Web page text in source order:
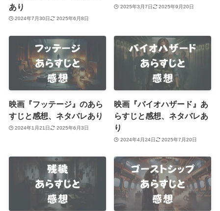
あり
2024年7月30日 2025年6月8日
2025年3月7日 2025年9月20日
映画『フッテージ』のあら
すじと感想、ネタバレあり
2024年1月21日 2025年6月3日
映画『バイオハザード』あ
らすじと感想、ネタバレあ
り
2024年4月24日 2025年7月20日